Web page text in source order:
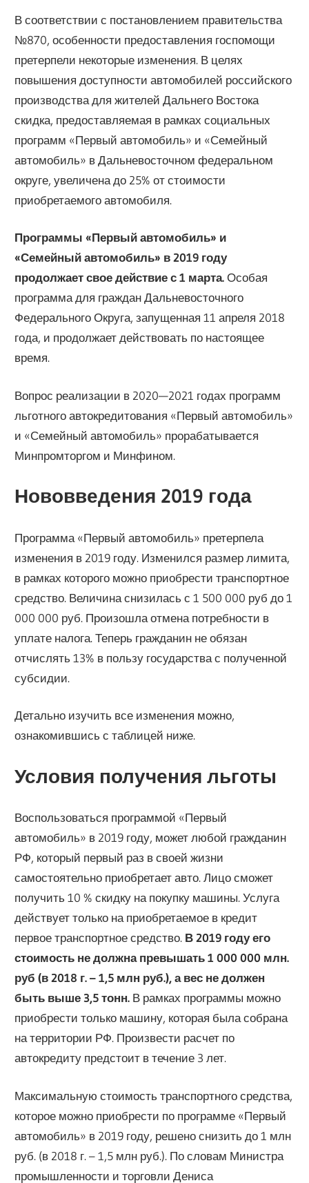
В соответствии с постановлением правительства
№870, особенности предоставления госпомощи
претерпели некоторые изменения. В целях
повышения доступности автомобилей российского
производства для жителей Дальнего Востока
скидка, предоставляемая в рамках социальных
программ «Первый автомобиль» и «Семейный
автомобиль» в Дальневосточном федеральном
округе, увеличена до 25% от стоимости
приобретаемого автомобиля.
Программы «Первый автомобиль» и
«Семейный автомобиль» в 2019 году
продолжает свое действие с 1 марта.Особая
программа для граждан Дальневосточного
Федерального Округа, запущенная 11 апреля 2018
года, и продолжает действовать по настоящее
время.
Вопрос реализации в 2020—2021 годах программ
льготного автокредитования «Первый автомобиль»
и «Семейный автомобиль» прорабатывается
Минпромторгом и Минфином.
Нововведения 2019 года
Программа «Первый автомобиль» претерпела
изменения в 2019 году. Изменился размер лимита,
в рамках которого можно приобрести транспортное
средство. Величина снизилась с 1 500 000 руб до 1
000 000 руб. Произошла отмена потребности в
уплате налога. Теперь гражданин не обязан
отчислять 13% в пользу государства с полученной
субсидии.
Детально изучить все изменения можно,
ознакомившись с таблицей ниже.
Условия получения льготы
Воспользоваться программой «Первый
автомобиль» в 2019 году, может любой гражданин
РФ, который первый раз в своей жизни
самостоятельно приобретает авто. Лицо сможет
получить 10 % скидку на покупку машины. Услуга
действует только на приобретаемое в кредит
первое транспортное средство. В 2019 году его
стоимость не должна превышать 1 000 000 млн.
руб (в 2018 г. – 1,5 млн руб.), а вес не должен
быть выше 3,5 тонн. В рамках программы можно
приобрести только машину, которая была собрана
на территории РФ. Произвести расчет по
автокредиту предстоит в течение 3 лет.
Максимальную стоимость транспортного средства,
которое можно приобрести по программе «Первый
автомобиль» в 2019 году, решено снизить до 1 млн
руб. (в 2018 г. – 1,5 млн руб.). По словам Министра
промышленности и торговли Дениса